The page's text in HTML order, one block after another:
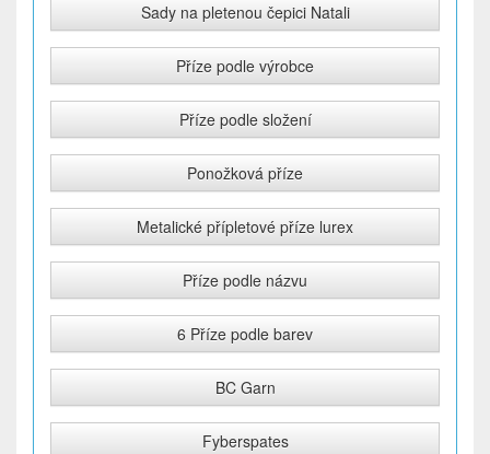
Sady na pletenou čepici Natali
Příze podle výrobce
Příze podle složení
Ponožková příze
Metalické přípletové příze lurex
Příze podle názvu
6 Příze podle barev
BC Garn
Fyberspates